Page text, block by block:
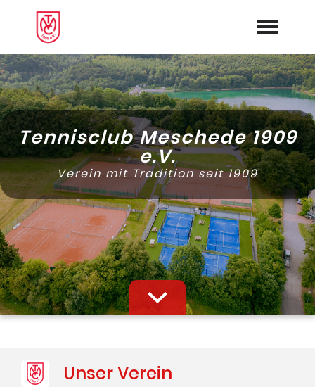
Startseite
Aktuelles
Online-Platzbuchung
Webcam
Mannschaften
Galerie
Tennishalle
Vorstand
Sponsoren
Tennisclub Meschede 1909
e.V.
Verein mit Tradition seit 1909
Unser Verein